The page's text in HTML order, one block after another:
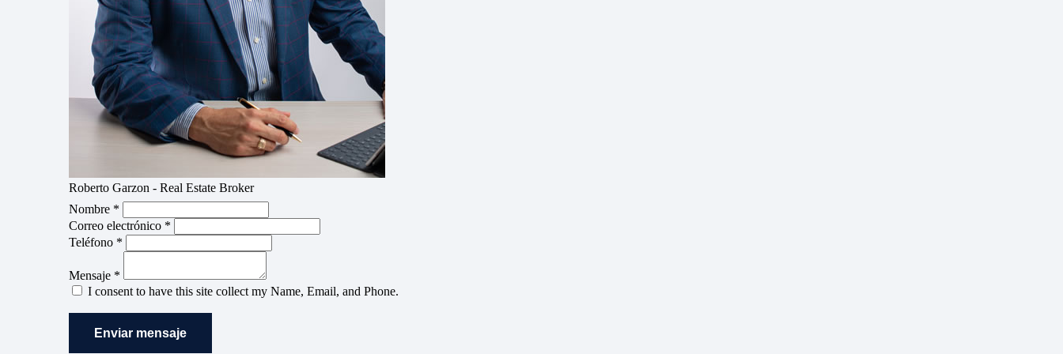
Roberto Garzon - Real Estate Broker
Nombre *
Correo electrónico *
Teléfono *
Mensaje *
I consent to have this site collect my Name, Email, and Phone.
Enviar mensaje